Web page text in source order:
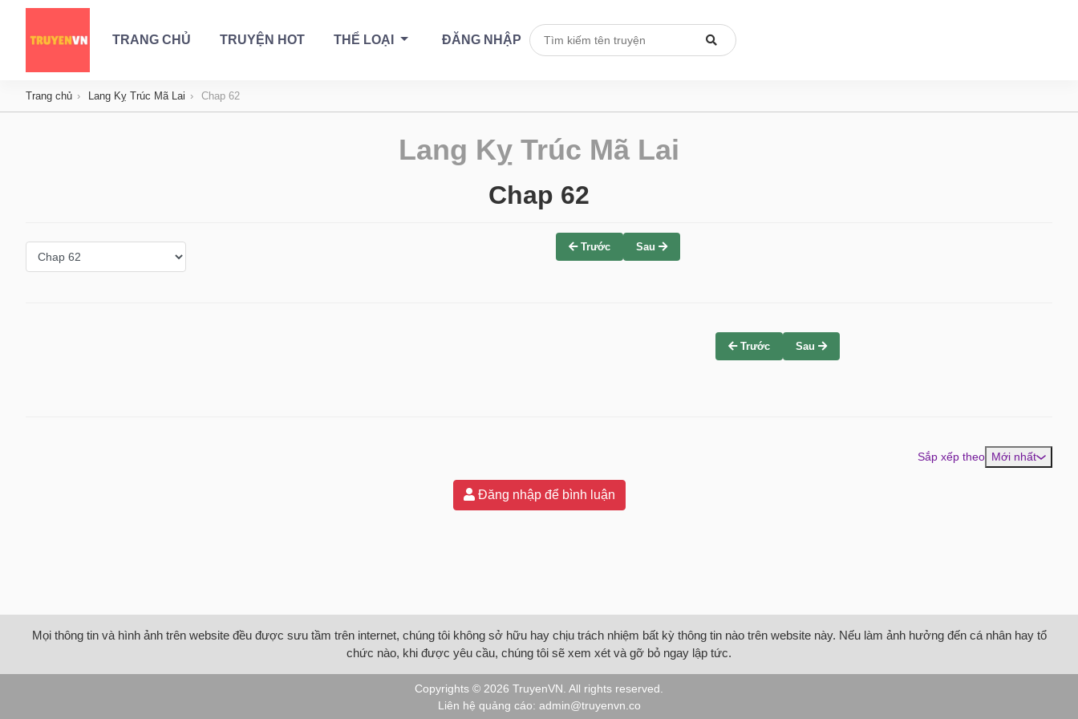
TRANG CHỦ TRUYỆN HOT THỂ LOẠI ĐĂNG NHẬP
Trang chủ Lang Kỵ Trúc Mã Lai Chap 62
Lang Kỵ Trúc Mã Lai
Chap 62
Trước Sau
Trước Sau
Sắp xếp theo Mới nhất
Đăng nhập để bình luận
Mọi thông tin và hình ảnh trên website đều được sưu tầm trên internet, chúng tôi không sở hữu hay chịu trách nhiệm bất kỳ thông tin nào trên website này. Nếu làm ảnh hưởng đến cá nhân hay tổ
chức nào, khi được yêu cầu, chúng tôi sẽ xem xét và gỡ bỏ ngay lập tức.
Copyrights © 2026 TruyenVN . All rights reserved.
Liên hệ quảng cáo: admin@truyenvn.co